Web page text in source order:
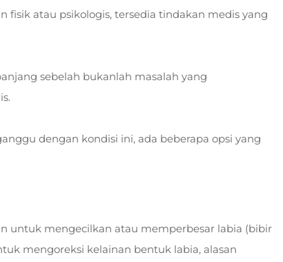
atau psikologis, tersedia tindakan medis yang
sebelah bukanlah masalah yang
dengan kondisi ini, ada beberapa opsi yang
untuk mengecilkan atau memperbesar labia (bibir
mengoreksi kelainan bentuk labia, alasan